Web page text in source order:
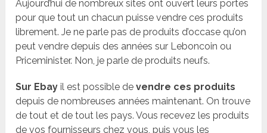
Aujourd’hui de nombreux sites ont ouvert leurs portes
pour que tout un chacun puisse vendre ces produits
librement. Je ne parle pas de produits d’occase qu’on
peut vendre depuis des années sur Leboncoin ou
Priceminister. Non, je parle de produits neufs.
Sur Ebay il est possible devendre ces produits
depuis de nombreuses années maintenant. On trouve
de tout et de tout les pays. Vous recevez les produits
de vos fournisseurs chez vous, puis vous les